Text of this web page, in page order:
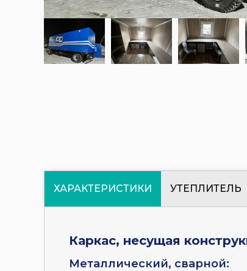
ХАРАКТЕРИСТИКИ УТЕПЛИТЕЛЬ
Каркас, несущая
Металлический, сварной: